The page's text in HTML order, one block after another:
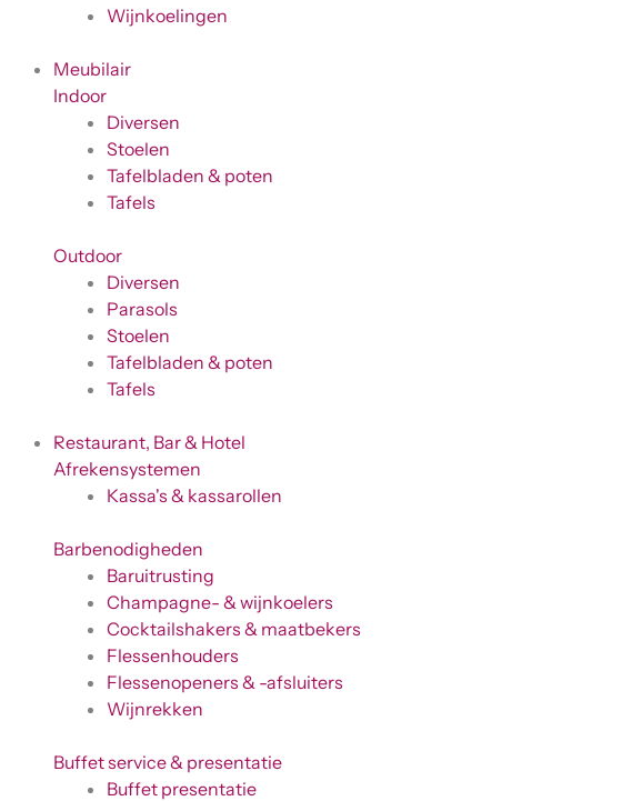
Wijnkoelingen
Meubilair
Indoor
Diversen
Stoelen
Tafelbladen & poten
Tafels
Outdoor
Diversen
Parasols
Stoelen
Tafelbladen & poten
Tafels
Restaurant, Bar & Hotel
Afrekensystemen
Kassa's & kassarollen
Barbenodigheden
Baruitrusting
Champagne- & wijnkoelers
Cocktailshakers & maatbekers
Flessenhouders
Flessenopeners & -afsluiters
Wijnrekken
Buffet service & presentatie
Buffet presentatie